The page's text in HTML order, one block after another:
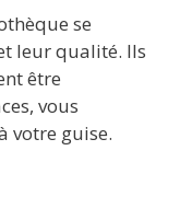
se
leur qualité. Ils
être
vous
votre guise.